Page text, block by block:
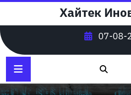
содержимому
Хайтек
07-08-